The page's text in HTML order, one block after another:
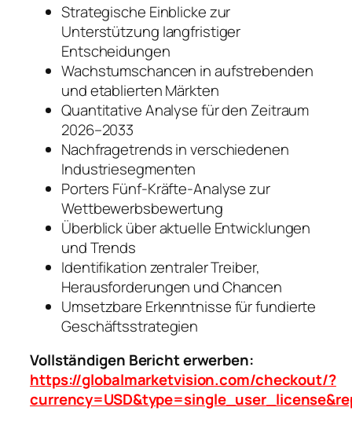
Strategische Einblicke zur
Unterstützung langfristiger
Entscheidungen
Wachstumschancen in aufstrebenden
und etablierten Märkten
Quantitative Analyse für den Zeitraum
2026–2033
Nachfragetrends in verschiedenen
Industriesegmenten
Porters Fünf-Kräfte-Analyse zur
Wettbewerbsbewertung
Überblick über aktuelle Entwicklungen
und Trends
Identifikation zentraler Treiber,
Herausforderungen und Chancen
Umsetzbare Erkenntnisse für fundierte
Geschäftsstrategien
Vollständigen Bericht erwerben:
https://globalmarketvision.com/checkout/?